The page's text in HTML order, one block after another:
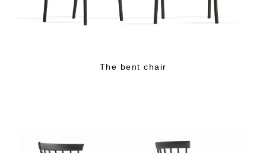
The bent chair